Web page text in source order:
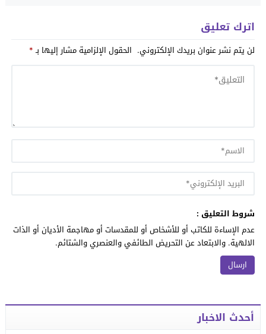
اترك تعليق
لن يتم نشر عنوان بريدك الإلكتروني. الحقول الإلزامية مشار إليها بـ*
شروط التعليق :
عدم الإساءة للكاتب أو للأشخاص أو للمقدسات أو مهاجمة الأديان أو الذات
الالهية. والابتعاد عن التحريض الطائفي والعنصري والشتائم.
أحدث الاخبار